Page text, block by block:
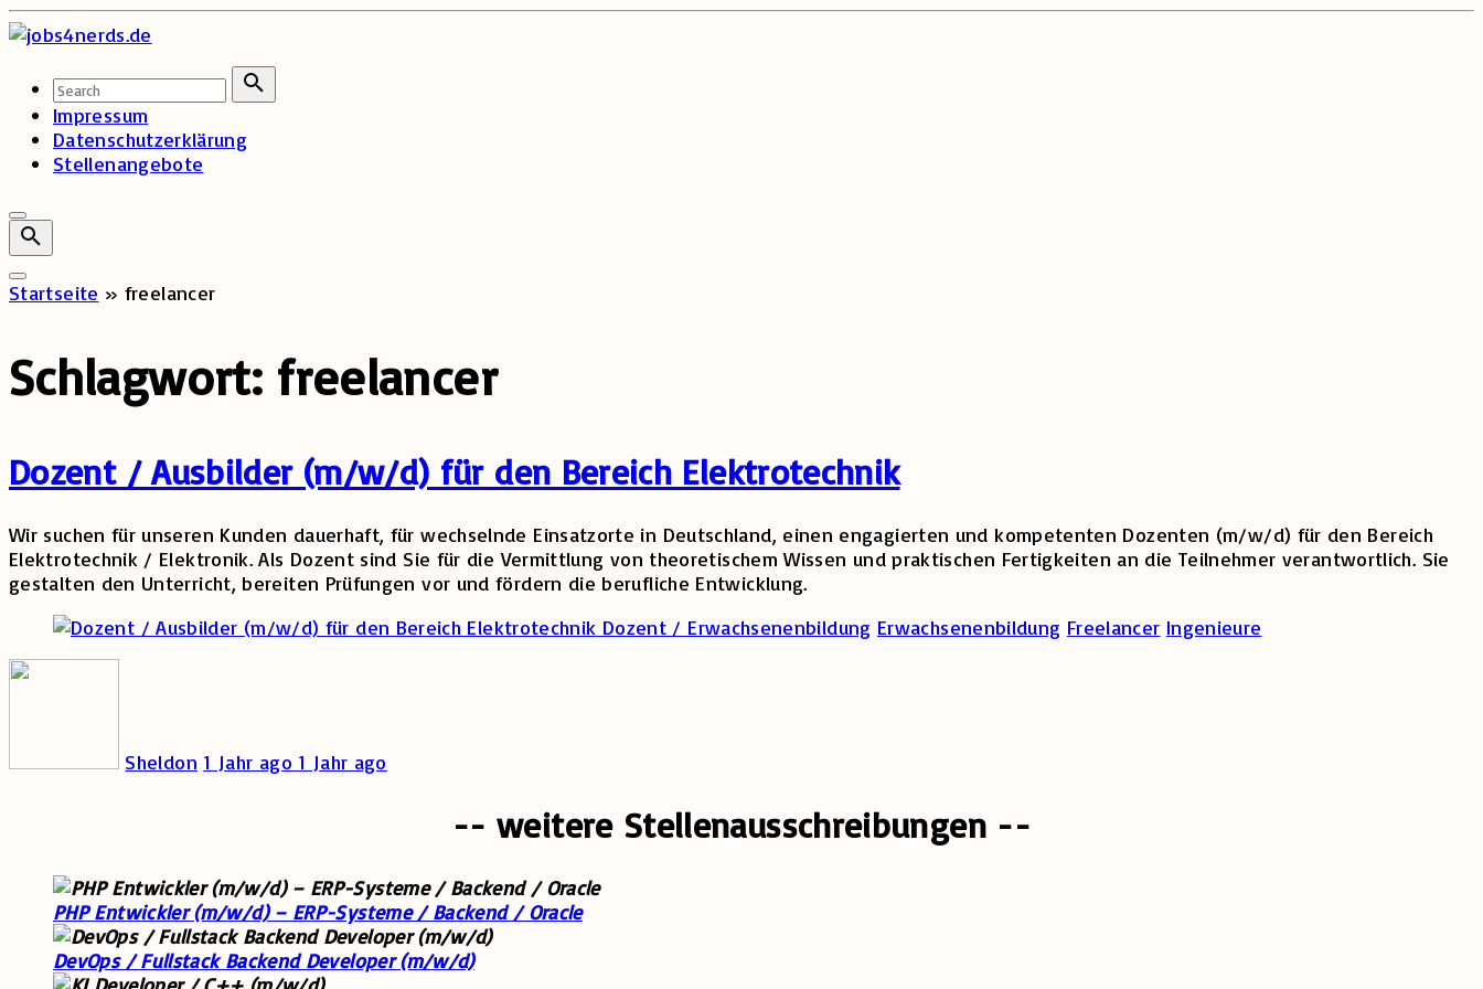
Skip
to
Search
Search
for:
Impressum
Datenschutzerklärung
Stellenangebote
Startseite » freelancer
Schlagwort: freelancer
Dozent / Ausbilder (m/w/d) für den Bereich Elektrotechnik
Wir suchen für unseren Kunden dauerhaft, für wechselnde Einsatzorte in Deutschland, einen engagierten und kompetenten Dozenten (m/w/d) für den Bereich
Elektrotechnik / Elektronik. Als Dozent sind Sie für die Vermittlung von theoretischem Wissen und praktischen Fertigkeiten an die Teilnehmer verantwortlich. Sie
gestalten den Unterricht, bereiten Prüfungen vor und fördern die berufliche Entwicklung.
Dozent / Erwachsenenbildung Erwachsenenbildung Freelancer Ingenieure
Sheldon 1 Jahr ago 1 Jahr ago
-- weitere Stellenausschreibungen --
PHP Entwickler (m/w/d) – ERP-Systeme / Backend / Oracle
DevOps / Fullstack Backend Developer (m/w/d)